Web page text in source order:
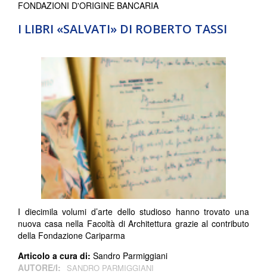
I LIBRI «SALVATI» DI ROBERTO TASSI
FONDAZIONI D'ORIGINE BANCARIA
I diecimila volumi d’arte dello studioso hanno trovato una
nuova casa nella Facoltà di Architettura grazie al contributo
della Fondazione Cariparma
Articolo a cura di: Sandro Parmiggiani
AUTORE/I:
SANDRO PARMIGGIANI